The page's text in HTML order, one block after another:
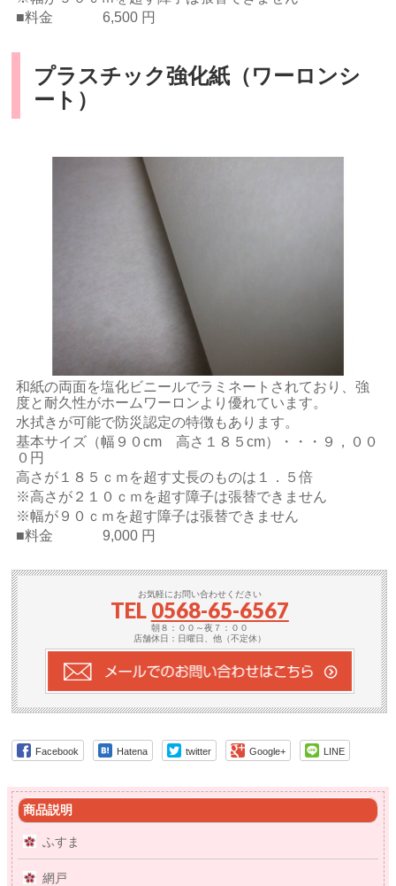
■料金 6,500 円
プラスチック強化紙（ワーロンシ
ート）
和紙の両面を塩化ビニールでラミネートされており、強
度と耐久性がホームワーロンより優れています。
水拭きが可能で防災認定の特徴もあります。
基本サイズ（幅９０cm 高さ１８５cm）・・・９，００
０円
高さが１８５ｃｍを超す丈長のものは１．５倍
※高さが２１０ｃｍを超す障子は張替できません
※幅が９０ｃｍを超す障子は張替できません
■料金 9,000 円
お気軽にお問い合わせください
TEL 0568-65-6567
朝８：００～夜７：００
店舗休日：日曜日、他（不定休）
Facebook Hatena twitter Google+ LINE
商品説明
ふすま
網戸